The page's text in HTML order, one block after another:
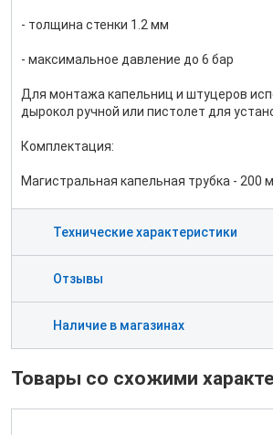
- толщина стенки 1.2 мм
- максимальное давление до 6 бар
Для монтажа капельниц и штуцеров
дырокол ручной или пистолет для
Комплектация:
Магистральная капельная трубка - 200
Технические характеристики
Отзывы
Наличие в магазинах
Товары со схожими